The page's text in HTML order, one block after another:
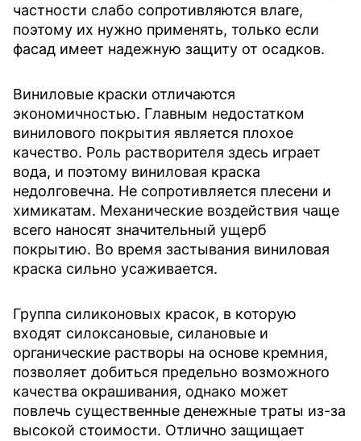
частности слабо сопротивляются влаге,
поэтому их нужно применять, только если
фасад имеет надежную защиту от осадков.
Виниловые краски отличаются
экономичностью. Главным недостатком
винилового покрытия является плохое
качество. Роль растворителя здесь играет
вода, и поэтому виниловая краска
недолговечна. Не сопротивляется плесени и
химикатам. Механические воздействия чаще
всего наносят значительный ущерб
покрытию. Во время застывания виниловая
краска сильно усаживается.
Группа силиконовых красок, в которую
входят силоксановые, силановые и
органические растворы на основе кремния,
позволяет добиться предельно возможного
качества окрашивания, однако может
повлечь существенные денежные траты из-за
высокой стоимости. Отлично защищает